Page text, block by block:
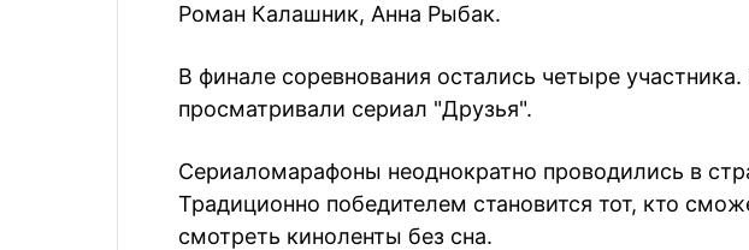
Роман Калашник, Анна Рыбак.
В финале соревнования остались четыре
просматривали сериал "Друзья".
Сериаломарафоны неоднократно проводились в
Традиционно победителем становится тот, кто
смотреть киноленты без сна.